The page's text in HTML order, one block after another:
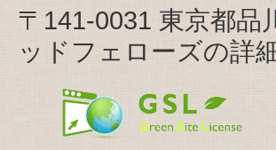
〒141-0031 東京都品
ッドフェローズの詳